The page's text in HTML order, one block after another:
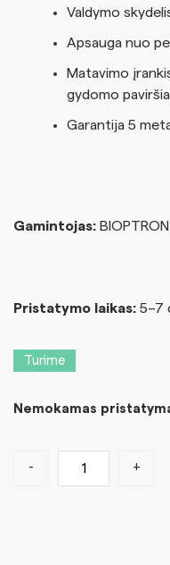
Valdymo
Apsauga nuo
Matavimo
gydomo
Garantija 5
Gamintojas:
Pristatymo laikas: 5–7
Turime
Nemokamas
- +